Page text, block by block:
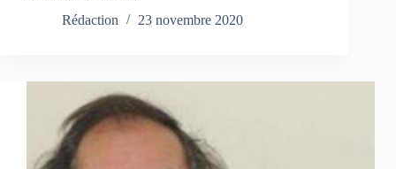
Rédaction
23 novembre 2020